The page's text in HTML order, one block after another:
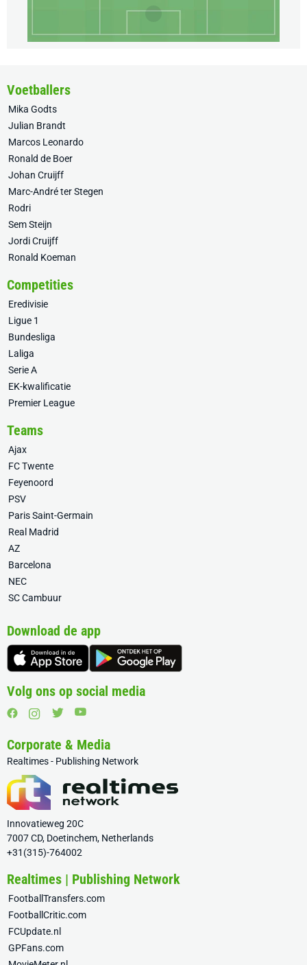
Voetballers
Mika Godts
Julian Brandt
Marcos Leonardo
Ronald de Boer
Johan Cruijff
Marc-André ter Stegen
Rodri
Sem Steijn
Jordi Cruijff
Ronald Koeman
Competities
Eredivisie
Ligue 1
Bundesliga
Laliga
Serie A
EK-kwalificatie
Premier League
Teams
Ajax
FC Twente
Feyenoord
PSV
Paris Saint-Germain
Real Madrid
AZ
Barcelona
NEC
SC Cambuur
Download de app
Volg ons op social media
Corporate & Media
Realtimes - Publishing Network
Innovatieweg 20C
7007 CD, Doetinchem, Netherlands
+31(315)-764002
Realtimes | Publishing Network
FootballTransfers.com
FootballCritic.com
FCUpdate.nl
GPFans.com